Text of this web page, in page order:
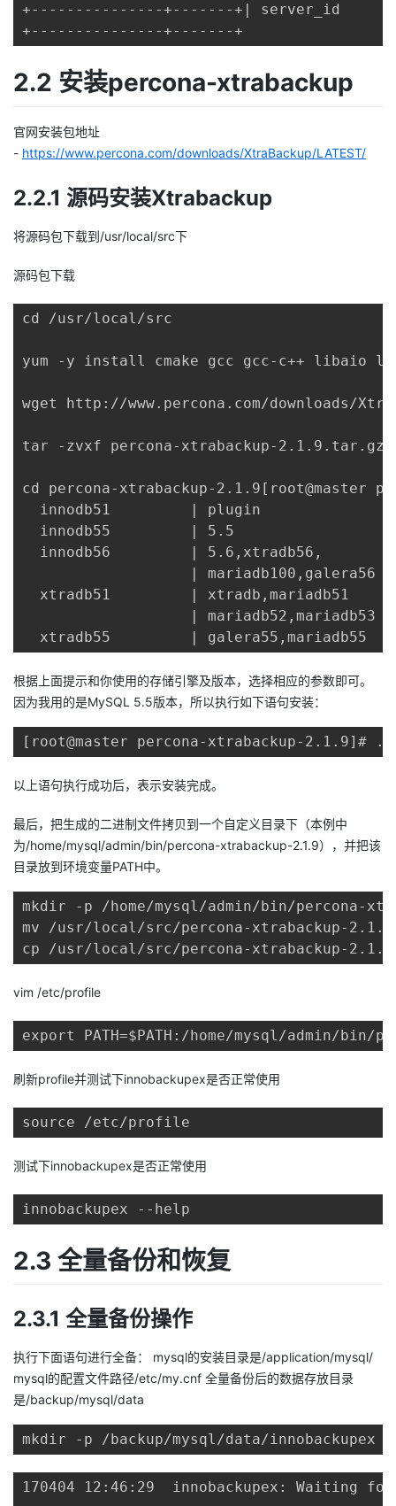
藏
+---------------+-------+| server_id     |
+---------------+-------+
2.2 安装percona-xtrabackup
官网安装包地址
- https://www.percona.com/downloads/XtraBackup/LATEST/
2.2.1 源码安装Xtrabackup
将源码包下载到/usr/local/src下
源码包下载
cd /usr/local/src
yum -y install cmake gcc gcc-c++ libaio
wget http://www.percona.com/downloads/
tar -zvxf percona-xtrabackup-2.1.9.tar.gz
cd percona-xtrabackup-2.1.9[root@master
innodb51         | plugin
innodb55         | 5.5
innodb56         | 5.6,xtradb56,
| mariadb100,galera56
xtradb51         | xtradb,mariadb51
| mariadb52,mariadb53
xtradb55         | galera55,mariadb55
根据上面提示和你使用的存储引擎及版本，选择相应的参数即可。
因为我用的是MySQL 5.5版本，所以执行如下语句安装：
[root@master percona-xtrabackup-2.1.9]#
以上语句执行成功后，表示安装完成。
最后，把生成的二进制文件拷贝到一个自定义目录下（本例中
为/home/mysql/admin/bin/percona-xtrabackup-2.1.9），并把该
目录放到环境变量PATH中。
mkdir -p /home/mysql/admin/bin/percona-
mv /usr/local/src/percona-xtrabackup-
cp /usr/local/src/percona-xtrabackup-
vim /etc/profile
export PATH=$PATH:/home/mysql/admin/
刷新profile并测试下innobackupex是否正常使用
source /etc/profile
测试下innobackupex是否正常使用
innobackupex --help
2.3 全量备份和恢复
2.3.1 全量备份操作
执行下面语句进行全备： mysql的安装目录是/application/mysql/
mysql的配置文件路径/etc/my.cnf 全量备份后的数据存放目录
是/backup/mysql/data
mkdir -p /backup/mysql/data/
170404 12:46:29  innobackupex: Waiting